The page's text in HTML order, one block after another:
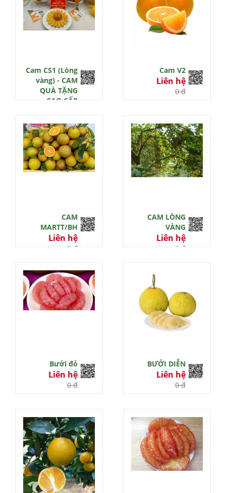
Cam CS1 (Lòng
vàng) - CAM
QUÀ TẶNG
CAO CẤP
Liên hệ
0 đ
Cam V2
Liên hệ
0 đ
CAM
MARTT/BH
Liên hệ
0 đ
CAM LÒNG
VÀNG
Liên hệ
0 đ
Bưởi đỏ
Liên hệ
0 đ
BƯỞI DIỄN
Liên hệ
0 đ